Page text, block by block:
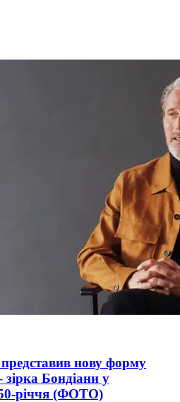
нову форму
зірка Бондіани у
річчя (ФОТО)